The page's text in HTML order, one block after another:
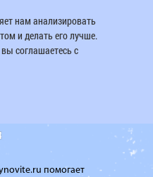
помогает
нам анализировать
и делать его лучше.
соглашаетесь с